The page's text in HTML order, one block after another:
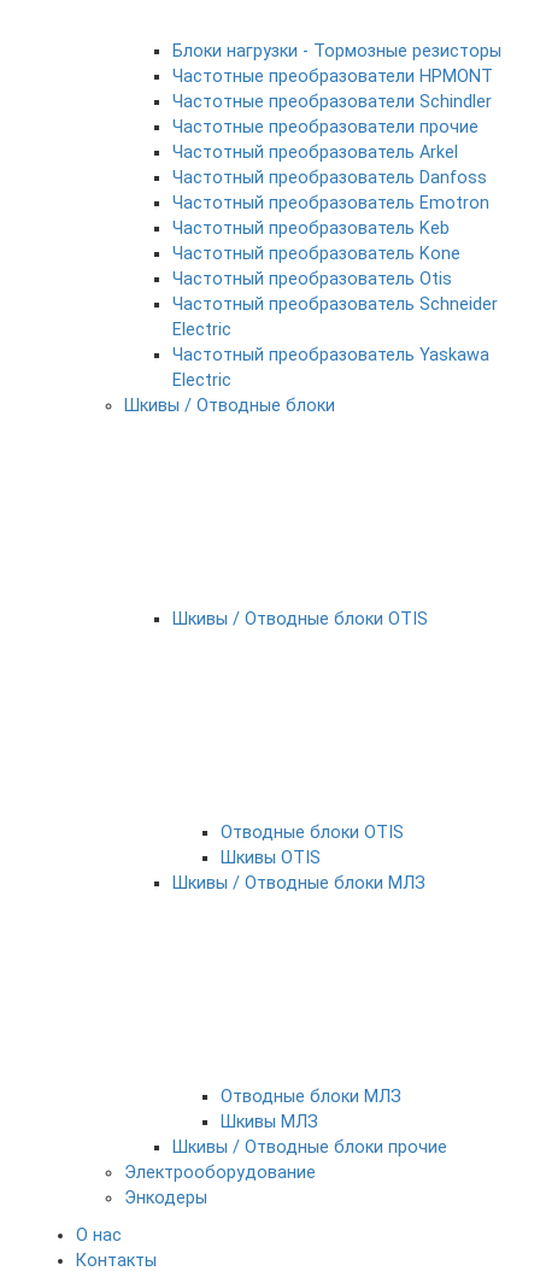
Блоки нагрузки - Тормозные резисторы
Частотные преобразователи HPMONT
Частотные преобразователи Schindler
Частотные преобразователи прочие
Частотный преобразователь Arkel
Частотный преобразователь Danfoss
Частотный преобразователь Emotron
Частотный преобразователь Keb
Частотный преобразователь Kone
Частотный преобразователь Otis
Частотный преобразователь Schneider
Electric
Частотный преобразователь Yaskawa
Electric
Шкивы / Отводные блоки
Шкивы / Отводные блоки OTIS
Отводные блоки OTIS
Шкивы OTIS
Шкивы / Отводные блоки МЛЗ
Отводные блоки МЛЗ
Шкивы МЛЗ
Шкивы / Отводные блоки прочие
Электрооборудование
Энкодеры
О нас
Контакты